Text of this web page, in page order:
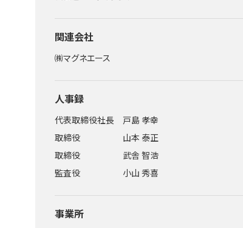
関連会社
㈱マグネエース
人事録
代表取締役社長 戸島 孝幸
取締役
山本 泰正
取締役
武舎 智浩
監査役
小山 秀喜
事業所